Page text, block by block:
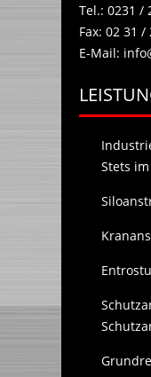
Tel.: 0231 /
Fax: 02 31 /
E-Mail:
Stets